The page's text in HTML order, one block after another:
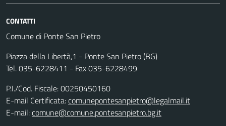
CONTATTI
Comune di Ponte San Pietro
Piazza della Libertà,1 - Ponte San Pietro (BG)
Tel. 035-6228411 - Fax 035-6228499
P.I./Cod. Fiscale: 00250450160
E-mail Certificata:comunepontesanpietro@legalmail.it
E-mail:comune@comune.pontesanpietro.bg.it